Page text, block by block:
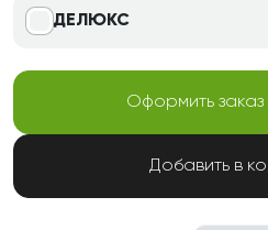
ДЕЛЮКС
Оформить заказ
Добавить в